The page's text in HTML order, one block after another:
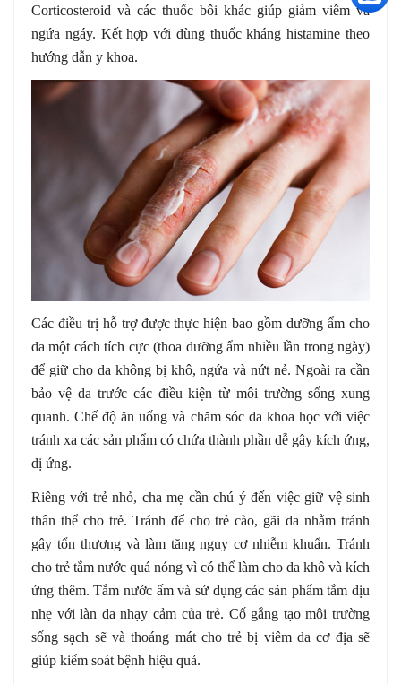
Corticosteroid và các thuốc bôi khác giúp giảm viêm và
ngứa ngáy. Kết hợp với dùng thuốc kháng histamine theo
hướng dẫn y khoa.
Các điều trị hỗ trợ được thực hiện bao gồm dưỡng ẩm cho
da một cách tích cực (thoa dưỡng ẩm nhiều lần trong ngày)
để giữ cho da không bị khô, ngứa và nứt nẻ. Ngoài ra cần
bảo vệ da trước các điều kiện từ môi trường sống xung
quanh. Chế độ ăn uống và chăm sóc da khoa học với việc
tránh xa các sản phẩm có chứa thành phần dễ gây kích ứng,
dị ứng.
Riêng với trẻ nhỏ, cha mẹ cần chú ý đến việc giữ vệ sinh
thân thể cho trẻ. Tránh để cho trẻ cào, gãi da nhằm tránh
gây tổn thương và làm tăng nguy cơ nhiễm khuẩn. Tránh
cho trẻ tắm nước quá nóng vì có thể làm cho da khô và kích
ứng thêm. Tắm nước ấm và sử dụng các sản phẩm tắm dịu
nhẹ với làn da nhạy cảm của trẻ. Cố gắng tạo môi trường
sống sạch sẽ và thoáng mát cho trẻ bị viêm da cơ địa sẽ
giúp kiểm soát bệnh hiệu quả.